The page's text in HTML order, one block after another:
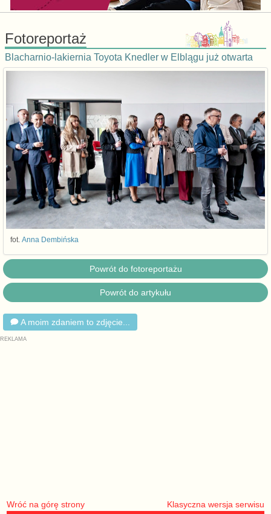
Fotoreportaż
Blacharnio-lakiernia Toyota Knedler w Elblągu już otwarta
fot. Anna Dembińska
Powrót do fotoreportażu
Powrót do artykułu
A moim zdaniem to zdjęcie...
Wróć na górę strony Klasyczna wersja serwisu